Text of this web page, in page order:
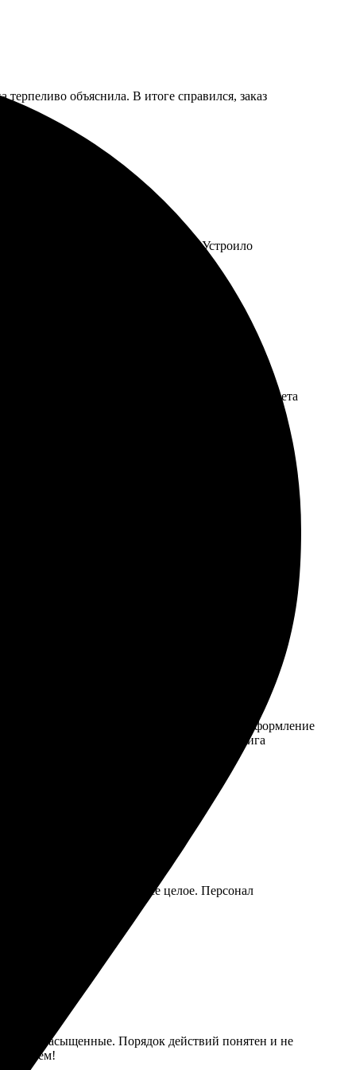
объяснила. В итоге справился, заказ
чтобы не замасливалась руками. Устроило
пришла вовремя, качество на высоте. Цвета
и удобно. Печать выполнена качественно, цвета
отслеживать заказ. Доставка пришла
определился с премиум-форматом. Оформление
высоте, все фотографии яркие и четкие. Книга
Доставка быстрая, все целое. Персонал
и насыщенные. Порядок действий понятен и не
всем!